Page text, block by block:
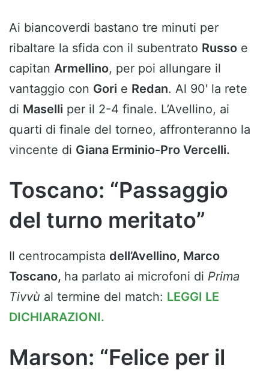
Ai biancoverdi bastano tre minuti per
ribaltare la sfida con il subentrato Russo e
capitan Armellino, per poi allungare il
vantaggio con Gori e Redan. Al 90′ la rete
di Maselli per il 2-4 finale. L’Avellino, ai
quarti di finale del torneo, affronteranno la
vincente di Giana Erminio-Pro Vercelli.
Toscano: “Passaggio
del turno meritato”
Il centrocampista dell’Avellino, Marco
Toscano, ha parlato ai microfoni di Prima
Tivvù al termine del match: LEGGI LE
DICHIARAZIONI.
Marson: “Felice per il